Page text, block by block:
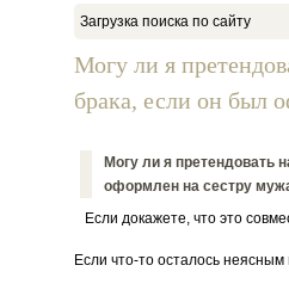
Загрузка поиска по сайту
Могу ли я
брака, если он был
Могу ли я претендовать
оформлен на сестру
Если докажете, что это
Если что-то осталось